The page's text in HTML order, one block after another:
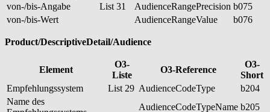
von-/bis-Angabe
List 31 AudienceRangePrecision b075
von-/bis-Wert
AudienceRangeValue b076
Product/DescriptiveDetail/Audience
Element
O3-
Liste
O3-Reference
O3-
Short
Empfehlungssystem
List 29 AudienceCodeType
b204
Name des
AudienceCodeTypeName b205